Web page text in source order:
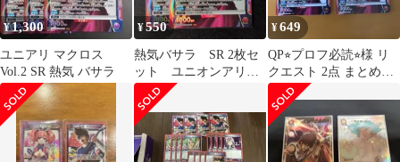
¥1,300
ユニアリ マクロス
Vol.2 SR 熱気 バサラ
¥550
熱気バサラ SR 2枚セ
ット ユニオンアリー
ナ マクロス
¥649
QP⭐︎プロフ必読⭐︎様 リ
クエスト 2点 まとめ商
品